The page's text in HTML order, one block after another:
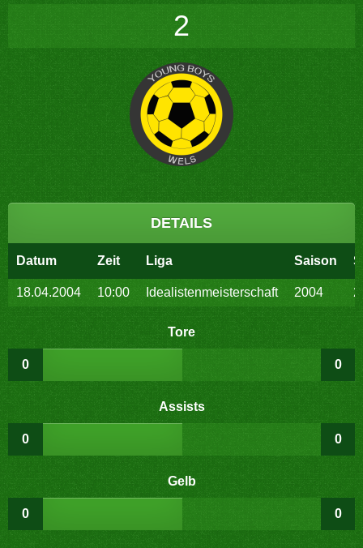
2
DETAILS
Datum Zeit Liga Saison
18.04.2004 10:00 Idealistenmeisterschaft 2004 2
Tore
0 0
Assists
0 0
Gelb
0 0